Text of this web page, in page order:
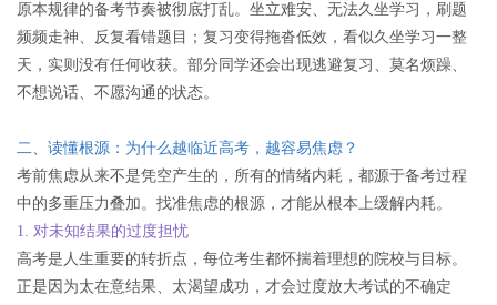
原本规律的备考节奏被彻底打乱。坐立难安、无法久坐学习，刷题
频频走神、反复看错题目；复习变得拖沓低效，看似久坐学习一整
天，实则没有任何收获。部分同学还会出现逃避复习、莫名烦躁、
不想说话、不愿沟通的状态。
二、读懂根源：为什么越临近高考，越容易焦虑？
考前焦虑从来不是凭空产生的，所有的情绪内耗，都源于备考过程
中的多重压力叠加。找准焦虑的根源，才能从根本上缓解内耗。
1. 对未知结果的过度担忧
高考是人生重要的转折点，每位考生都怀揣着理想的院校与目标。
正是因为太在意结果、太渴望成功，才会过度放大考试的不确定